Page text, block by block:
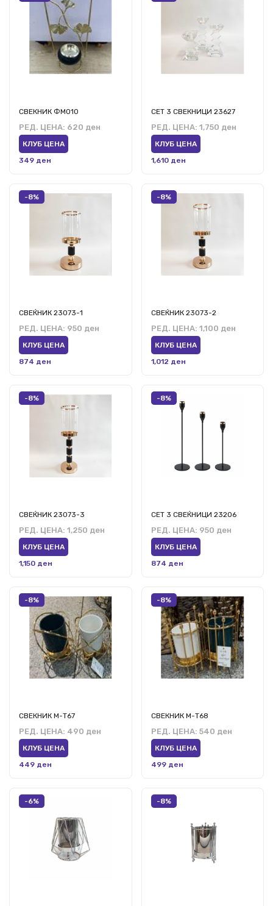
СВЕКНИК ФМ010
РЕД. ЦЕНА: 620 ден
КЛУБ ЦЕНА
349 ден
СЕТ 3 СВЕКНИЦИ 23627
РЕД. ЦЕНА: 1,750 ден
КЛУБ ЦЕНА
1,610 ден
-8%
СВЕЌНИК 23073-1
РЕД. ЦЕНА: 950 ден
КЛУБ ЦЕНА
874 ден
-8%
СВЕЌНИК 23073-2
РЕД. ЦЕНА: 1,100 ден
КЛУБ ЦЕНА
1,012 ден
-8%
СВЕЌНИК 23073-3
РЕД. ЦЕНА: 1,250 ден
КЛУБ ЦЕНА
1,150 ден
-8%
СЕТ 3 СВЕЌНИЦИ 23206
РЕД. ЦЕНА: 950 ден
КЛУБ ЦЕНА
874 ден
-8%
СВЕКНИК М-Т67
РЕД. ЦЕНА: 490 ден
КЛУБ ЦЕНА
449 ден
-8%
СВЕКНИК М-Т68
РЕД. ЦЕНА: 540 ден
КЛУБ ЦЕНА
499 ден
-6% -8%